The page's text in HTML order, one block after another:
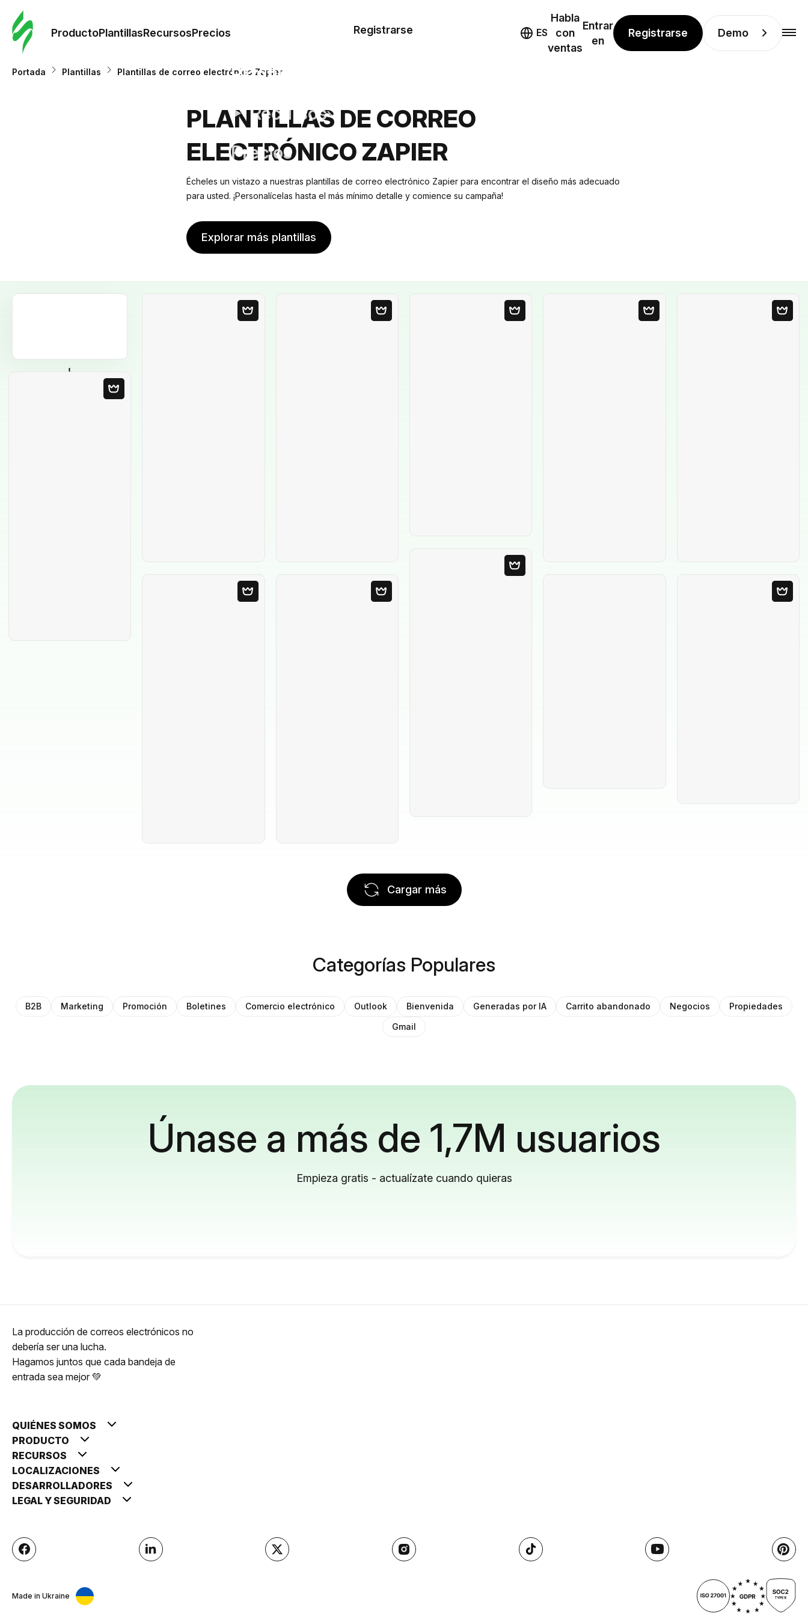
ProductoPlantillasRecursosPrecios
Plantillas
Recursos
Precios
Registrarse ES
Habla
con
ventas
Entrar
en
Registrarse Demo
Portada Plantillas Plantillas de correo electrónico Zapier
PLANTILLAS DE CORREO
ELECTRÓNICO ZAPIER
Écheles un vistazo a nuestras plantillas de correo electrónico Zapier para encontrar el diseño más adecuado
para usted. ¡Personalícelas hasta el más mínimo detalle y comience su campaña!
Explorar más plantillas
Cargar más
Categorías Populares
B2B Marketing Promoción Boletines Comercio electrónico Outlook Bienvenida Generadas por IA Carrito abandonado Negocios
Propiedades
Gmail
Únase a más de 1,7M usuarios
Empieza gratis - actualízate cuando quieras
La producción de correos electrónicos no
debería ser una lucha.
Hagamos juntos que cada bandeja de
entrada sea mejor 💚
QUIÉNES SOMOS
PRODUCTO
RECURSOS
LOCALIZACIONES
DESARROLLADORES
LEGAL Y SEGURIDAD
Made in Ukraine